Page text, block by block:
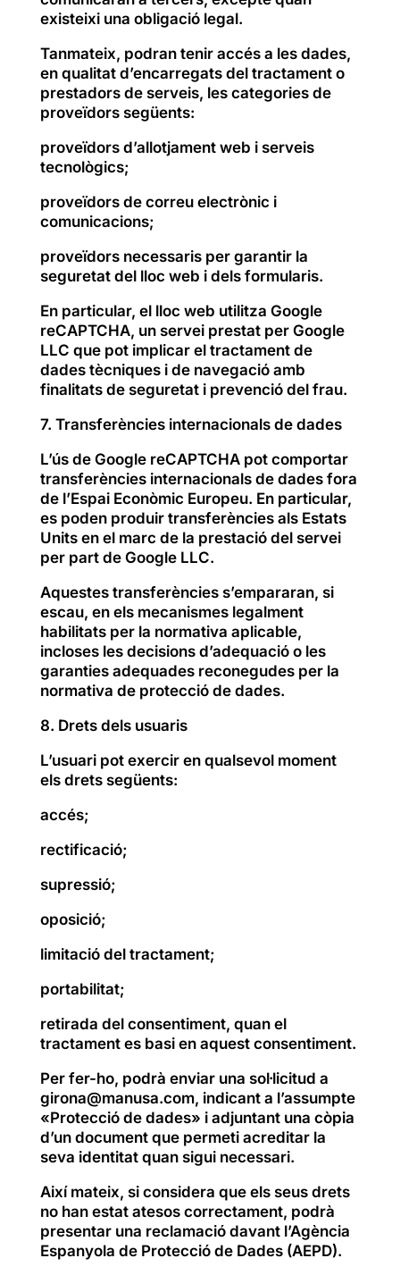
existeixi una obligació legal.
Tanmateix, podran tenir accés a les dades,
en qualitat d’encarregats del tractament o
prestadors de serveis, les categories de
proveïdors següents:
proveïdors d’allotjament web i serveis
tecnològics;
proveïdors de correu electrònic i
comunicacions;
proveïdors necessaris per garantir la
seguretat del lloc web i dels formularis.
En particular, el lloc web utilitza Google
reCAPTCHA, un servei prestat per Google
LLC que pot implicar el tractament de
dades tècniques i de navegació amb
finalitats de seguretat i prevenció del frau.
7. Transferències internacionals de dades
L’ús de Google reCAPTCHA pot comportar
transferències internacionals de dades fora
de l’Espai Econòmic Europeu. En particular,
es poden produir transferències als Estats
Units en el marc de la prestació del servei
per part de Google LLC.
Aquestes transferències s’empararan, si
escau, en els mecanismes legalment
habilitats per la normativa aplicable,
incloses les decisions d’adequació o les
garanties adequades reconegudes per la
normativa de protecció de dades.
8. Drets dels usuaris
L’usuari pot exercir en qualsevol moment
els drets següents:
accés;
rectificació;
supressió;
oposició;
limitació del tractament;
portabilitat;
retirada del consentiment, quan el
tractament es basi en aquest consentiment.
Per fer-ho, podrà enviar una sol·licitud a
girona@manusa.com, indicant a l’assumpte
«Protecció de dades» i adjuntant una còpia
d’un document que permeti acreditar la
seva identitat quan sigui necessari.
Així mateix, si considera que els seus drets
no han estat atesos correctament, podrà
presentar una reclamació davant l’Agència
Espanyola de Protecció de Dades (AEPD).